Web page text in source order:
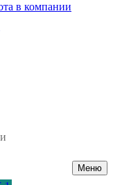
в компании
Меню